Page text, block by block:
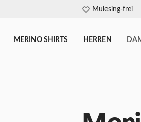
Mulesing-frei
MERINO SHIRTS HERREN